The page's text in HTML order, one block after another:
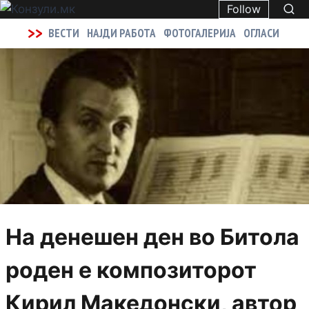
Follow
>> ВЕСТИ НАЈДИ РАБОТА ФОТОГАЛЕРИЈА ОГЛАСИ
На денешен ден во Битола
роден е композиторот
Кирил Македонски, автор